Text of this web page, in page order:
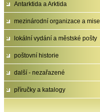
Antarktida a Arktida
mezinárodní organizace a mise
lokální vydání a městské pošty
poštovní historie
další - nezařazené
příručky a katalogy